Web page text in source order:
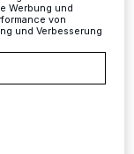
frühen -
unbekannte
Uhr scheinbar
und
Werbung und
von
und Verbesserung